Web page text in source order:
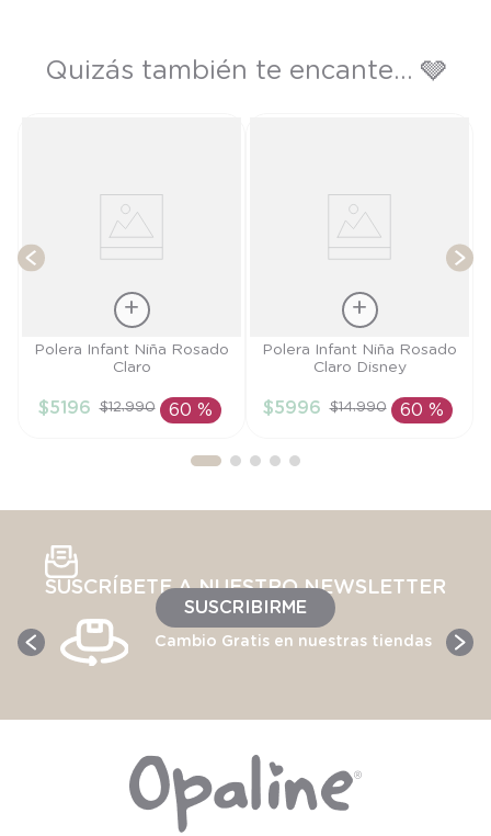
Quizás también te encante... 🩶
Talla
AÑADIR AL
Polera Infant Niña Rosado
Claro
$5196 $12.990 60 %
Talla
AÑADIR AL
Polera Infant Niña Rosado
Claro Disney
$5996 $14.990 60 %
SUSCRÍBETE A NUESTRO NEWSLETTER
SUSCRIBIRME
Cambio Gratis en nuestras tiendas